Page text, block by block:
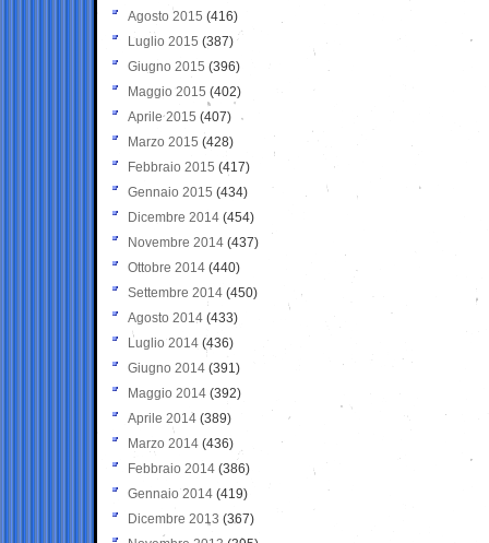
Agosto 2015 (416)
Luglio 2015 (387)
Giugno 2015 (396)
Maggio 2015 (402)
Aprile 2015 (407)
Marzo 2015 (428)
Febbraio 2015 (417)
Gennaio 2015 (434)
Dicembre 2014 (454)
Novembre 2014 (437)
Ottobre 2014 (440)
Settembre 2014 (450)
Agosto 2014 (433)
Luglio 2014 (436)
Giugno 2014 (391)
Maggio 2014 (392)
Aprile 2014 (389)
Marzo 2014 (436)
Febbraio 2014 (386)
Gennaio 2014 (419)
Dicembre 2013 (367)